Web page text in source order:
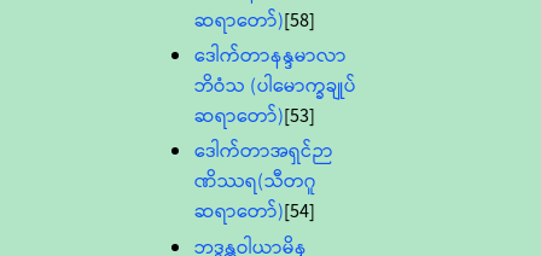
ဆရာတော်)[58]
ဒေါက်တာနန္ဒမာလာ
ဘိဝံသ (ပါမောက္ခချုပ်
ဆရာတော်)[53]
ဒေါက်တာအရှင်ဉာ
ဏိဿရ(သီတဂူ
ဆရာတော်)[54]
ဘဒ္ဒန္တဝါယာမိန္